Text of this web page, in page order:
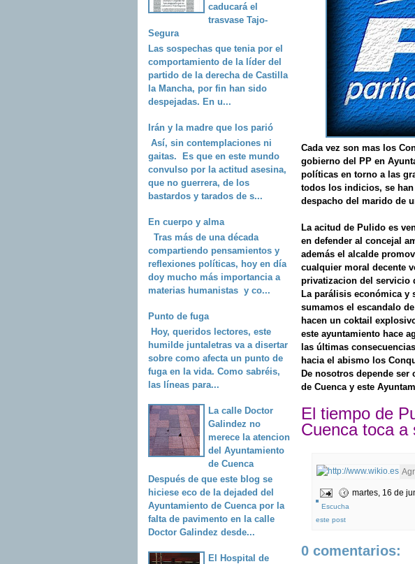
caducará el
trasvase Tajo-
Segura
Las sospechas que tenia por el
comportamiento de la líder del
partido de la derecha de Castilla
la Mancha, por fin han sido
despejadas. En u...
Irán y la madre que los parió
Así, sin contemplaciones ni
gaitas. Es que en este mundo
convulso por la actitud asesina,
que no guerrera, de los
bastardos y tarados de s...
En cuerpo y alma
Tras más de una década
compartiendo pensamientos y
reflexiones políticas, hoy en día
doy mucho más importancia a
materias humanistas y co...
Punto de fuga
Hoy, queridos lectores, este
humilde juntaletras va a disertar
sobre como afecta un punto de
fuga en la vida. Como sabréis,
las líneas para...
La calle Doctor
Galindez no
merece la atencion
del Ayuntamiento
de Cuenca
Después de que este blog se
hiciese eco de la dejaded del
Ayuntamiento de Cuenca por la
falta de pavimento en la calle
Doctor Galindez desde...
El Hospital de
Cada vez son mas los
gobiernodel PPen
políticasen torno a las
todos los indicios, se
despacho del marido de
La acitud de Pulido es
en defender al concejal
ademásel alcalde
cualquier moral decente
privatizaciondel servicio
La parálisis económicay
sumamos el escandalo
hacen un coktail
este ayuntamiento hace
las últimas
hacia el abismo los
De nosotros depende ser
de Cuenca y este
El tiempo de
Cuenca toca a
martes, 16 de
Escucha
este post
0 comentarios: